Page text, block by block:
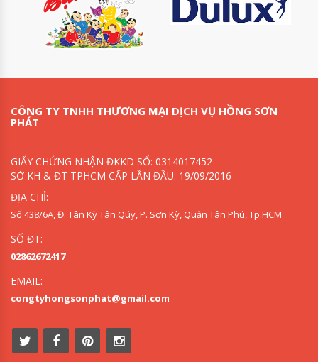
CÔNG TY TNHH THƯƠNG MẠI DỊCH VỤ HỒNG SƠN
PHÁT
GIẤY CHỨNG NHẬN ĐKKD SỐ: 0314017452
SỞ KH & ĐT TPHCM CẤP LẦN ĐẦU: 19/09/2016
ĐỊA CHỈ:
Số 438/6A, Đ. Tân Kỳ Tân Qúy, P. Sơn Kỳ, Quận Tân Phú, Tp.HCM
SỐ ĐT:
02862672417
EMAIL:
congtyhongsonphat@gmail.com